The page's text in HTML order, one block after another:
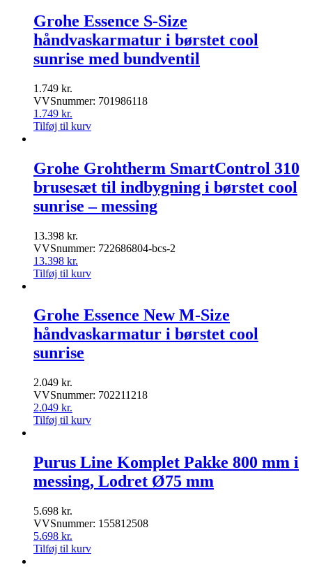
Grohe Essence S-Size
håndvaskarmatur i børstet cool
sunrise med bundventil
1.749 kr.
VVSnummer: 701986118
1.749 kr.
Tilføj til kurv
Grohe Grohtherm SmartControl 310
brusesæt til indbygning i børstet cool
sunrise – messing
13.398 kr.
VVSnummer: 722686804-bcs-2
13.398 kr.
Tilføj til kurv
Grohe Essence New M-Size
håndvaskarmatur i børstet cool
sunrise
2.049 kr.
VVSnummer: 702211218
2.049 kr.
Tilføj til kurv
Purus Line Komplet Pakke 800 mm i
messing, Lodret Ø75 mm
5.698 kr.
VVSnummer: 155812508
5.698 kr.
Tilføj til kurv